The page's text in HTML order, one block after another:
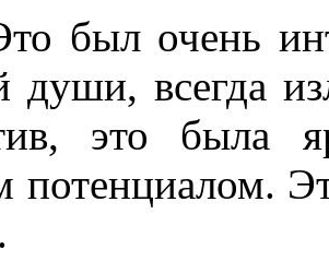
очень
души, всегда
это была
потенциалом.